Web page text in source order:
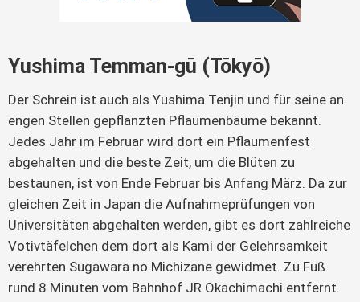
Yushima Temman-gū (Tōkyō)
Der Schrein ist auch als Yushima Tenjin und für seine an
engen Stellen gepflanzten Pflaumenbäume bekannt.
Jedes Jahr im Februar wird dort ein Pflaumenfest
abgehalten und die beste Zeit, um die Blüten zu
bestaunen, ist von Ende Februar bis Anfang März. Da zur
gleichen Zeit in Japan die Aufnahmeprüfungen von
Universitäten abgehalten werden, gibt es dort zahlreiche
Votivtäfelchen dem dort als Kami der Gelehrsamkeit
verehrten Sugawara no Michizane gewidmet. Zu Fuß
rund 8 Minuten vom Bahnhof JR Okachimachi entfernt.